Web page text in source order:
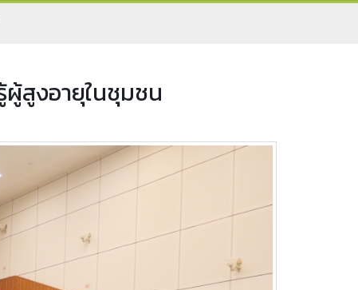
ผู้สูงอายุในชุมชน